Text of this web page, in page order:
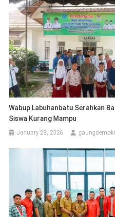
Wabup Labuhanbatu Serahkan
Siswa Kurang Mampu
January 23, 2026